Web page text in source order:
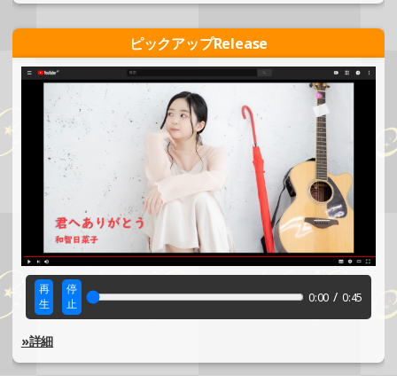
ピックアップRelease
再
生
停
止
0:00 / 0:45
»詳細